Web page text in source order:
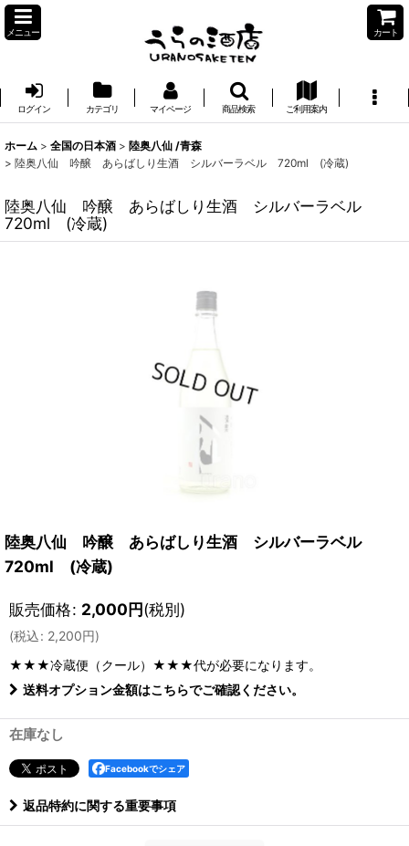
メニュー カート
ログイン カテゴリ マイページ 商品検索 ご利用案内
ホーム > 全国の日本酒 > 陸奥八仙 /青森
> 陸奥八仙 吟醸 あらばしり生酒 シルバーラベル 720ml (冷蔵)
陸奥八仙 吟醸 あらばしり生酒 シルバーラベル
720ml (冷蔵)
陸奥八仙 吟醸 あらばしり生酒 シルバーラベル
720ml (冷蔵)
販売価格: 2,000円(税別)
(税込: 2,200円)
★★★冷蔵便（クール）★★★代が必要になります。
送料オプション金額はこちらでご確認ください。
在庫なし
Facebookでシェア
返品特約に関する重要事項